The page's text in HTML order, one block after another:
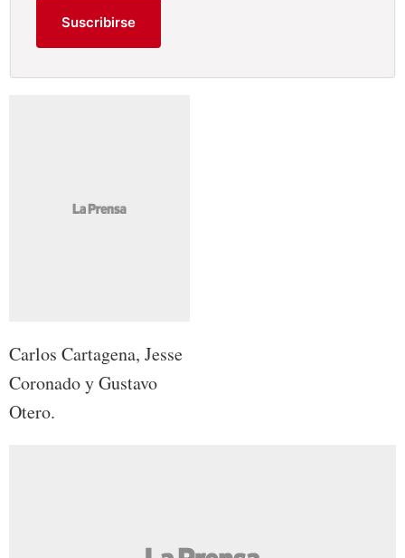
Suscribirse
Carlos Cartagena, Jesse
Coronado y Gustavo
Otero.